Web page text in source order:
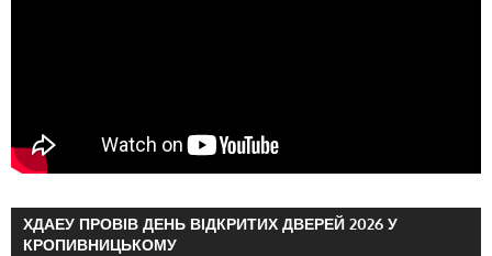
ХДАЕУ ПРОВІВ ДЕНЬ ВІДКРИТИХ ДВЕРЕЙ 2026 У
КРОПИВНИЦЬКОМУ